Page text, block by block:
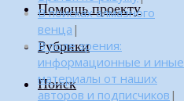
Помощь проекту
Рубрики
Поиск
В поисках алмазного
венца |
В поле зрения:
информационные и иные
материалы от наших
авторов и подписчиков |